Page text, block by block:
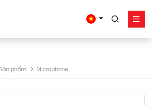
phẩm Microphone